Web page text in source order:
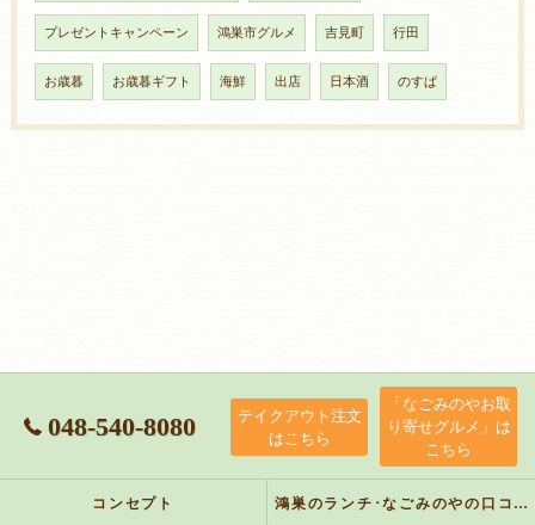
プレゼントキャンペーン 鴻巣市グルメ 吉見町 行田
お歳暮 お歳暮ギフト 海鮮 出店 日本酒 のすぱ
048-540-8080
テイクアウト注文
はこちら
「なごみのやお取
り寄せグルメ」は
こちら
コンセプト 鴻巣のランチ･なごみのやの口コミ情報